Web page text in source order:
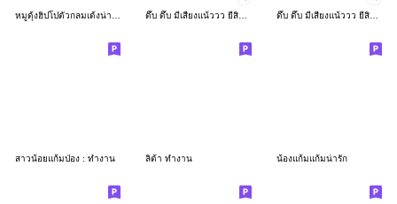
หมูดุ้งฮิปโปตัวกลมเด้งน่ารัก ดึ๊บ ดึ๊บ มีเสียงแน้ววว ยี่สิบเจ็ด ดึ๊บ ดึ๊บ มีเสียงแน้ววว ยี่สิบหก
สาวน้อยแก้มป่อง : ทำงาน ลิต้า ทำงาน น้องแก้มแก้มน่ารัก